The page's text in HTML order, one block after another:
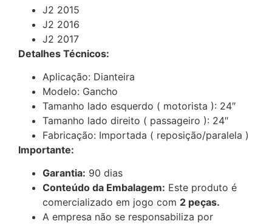
J2 2015
J2 2016
J2 2017
Detalhes Técnicos:
Aplicação: Dianteira
Modelo: Gancho
Tamanho lado esquerdo ( motorista ): 24″
Tamanho lado direito ( passageiro ): 24″
Fabricação: Importada ( reposição/paralela )
Importante:
Garantia: 90 dias
Conteúdo da Embalagem: Este produto é
comercializado em jogo com 2 peças.
A empresa não se responsabiliza por